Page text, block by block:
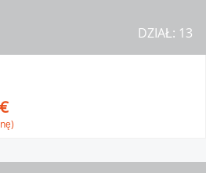
DZIAŁ: 13